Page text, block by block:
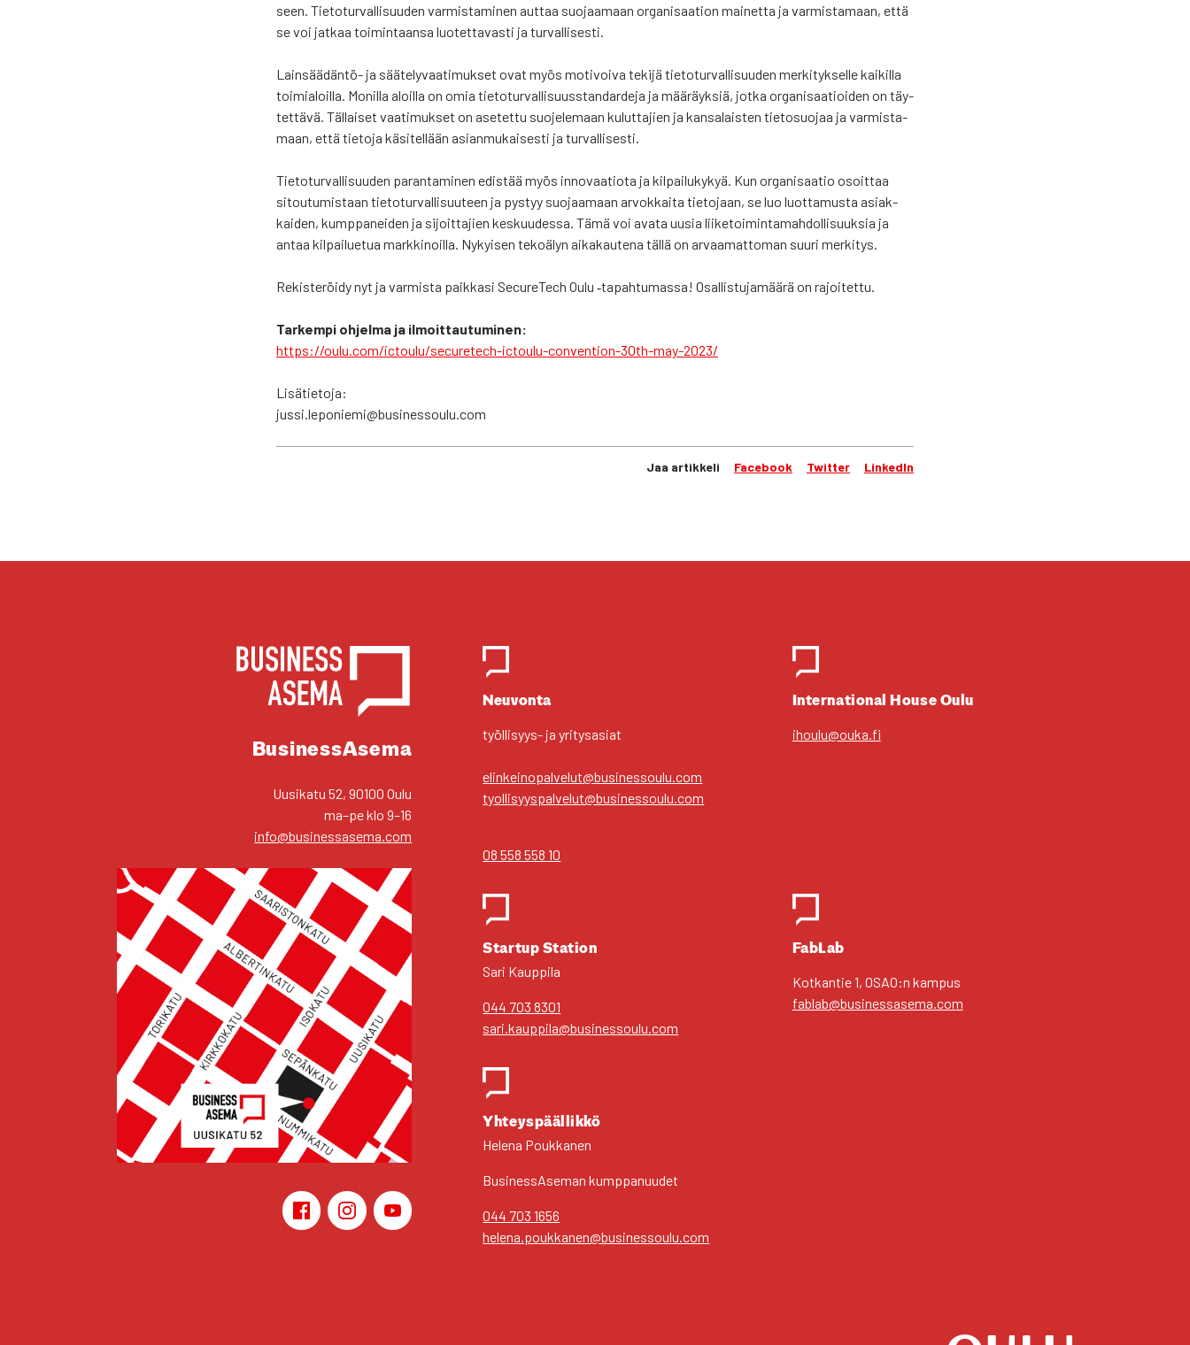
seen. Tie­to­tur­val­li­suu­den var­mis­ta­mi­nen aut­taa suo­jaa­maan orga­ni­saa­tion mai­net­ta ja var­mis­ta­maan, että
se voi jat­kaa toi­min­taan­sa luo­tet­ta­vas­ti ja tur­val­li­ses­ti.
Lain­sää­dän­tö- ja sää­te­ly­vaa­ti­muk­set ovat myös moti­voi­va teki­jä tie­to­tur­val­li­suu­den mer­ki­tyk­sel­le kai­kil­la
toi­mia­loil­la. Monil­la aloil­la on omia tie­to­tur­val­li­suuss­tan­dar­de­ja ja mää­räyk­siä, jot­ka orga­ni­saa­tioi­den on täy­
tet­tä­vä. Täl­lai­set vaa­ti­muk­set on ase­tet­tu suo­je­le­maan kulut­ta­jien ja kan­sa­lais­ten tie­to­suo­jaa ja var­mis­ta­
maan, että tie­to­ja käsi­tel­lään asian­mu­kai­ses­ti ja tur­val­li­ses­ti.
Tie­to­tur­val­li­suu­den paran­ta­mi­nen edis­tää myös inno­vaa­tio­ta ja kil­pai­lu­ky­kyä. Kun orga­ni­saa­tio osoit­taa
sitou­tu­mis­taan tie­to­tur­val­li­suu­teen ja pys­tyy suo­jaa­maan arvok­kai­ta tie­to­jaan, se luo luot­ta­mus­ta asiak­
kai­den, kump­pa­nei­den ja sijoit­ta­jien kes­kuu­des­sa. Tämä voi ava­ta uusia lii­ke­toi­min­ta­mah­dol­li­suuk­sia ja
antaa kil­pai­lue­tua mark­ki­noil­la. Nykyi­sen teko­ä­lyn aika­kau­te­na täl­lä on arvaa­mat­to­man suu­ri mer­ki­tys.
Rekis­te­röi­dy nyt ja var­mis­ta paik­ka­si Secu­re­Tech Oulu ‑tapah­tu­mas­sa! Osal­lis­tu­ja­mää­rä on rajoi­tet­tu.
Tar­kem­pi ohjel­ma ja ilmoit­tau­tu­mi­nen:
https://oulu.com/ictoulu/securetech-ictoulu-convention-30th-may-2023/
Lisä­tie­to­ja:
jussi.leponiemi@businessoulu.com
Jaa artikkeli Facebook Twitter LinkedIn
YHTEYS­TIE­DOT
Business­Asema
Uusi­ka­tu 52, 90100 Oulu
ma–pe klo 9–16
info@businessasema.com
Face­bookIns­ta­gramYou­Tu­be
Yhteys­hen­ki­löt
Neu­von­ta
työl­li­syys- ja yri­tys­asiat
elinkeinopalvelut@businessoulu.com
tyollisyyspalvelut@businessoulu.com
08 558 558 10
Inter­na­tio­nal House Oulu
ihoulu@ouka.fi
Star­tup Sta­tion
Sari Kaup­pi­la
044 703 8301
sari.kauppila@businessoulu.com
FabLab
Kot­kan­tie 1, OSAO:n kam­pus
fablab@businessasema.com
Yhteys­pääl­lik­kö
Hele­na Pouk­ka­nen
Business­Aseman kump­pa­nuu­det
044 703 1656
helena.poukkanen@businessoulu.com